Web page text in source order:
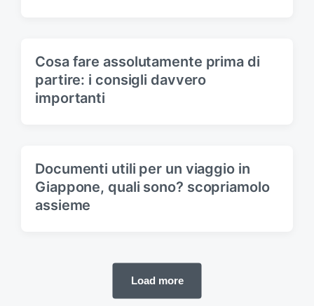
Cosa fare assolutamente prima di
partire: i consigli davvero
importanti
Documenti utili per un viaggio in
Giappone, quali sono? scopriamolo
assieme
Load more